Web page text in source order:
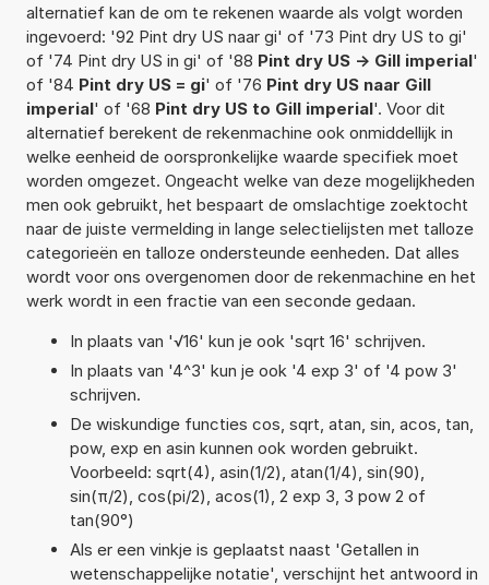
alternatief kan de om te rekenen waarde als volgt worden
ingevoerd: '92 Pint dry US naar gi' of '73 Pint dry US to gi'
of '74 Pint dry US in gi' of '88 Pint dry US -> Gill imperial'
of '84 Pint dry US = gi' of '76 Pint dry US naar Gill
imperial' of '68 Pint dry US to Gill imperial'. Voor dit
alternatief berekent de rekenmachine ook onmiddellijk in
welke eenheid de oorspronkelijke waarde specifiek moet
worden omgezet. Ongeacht welke van deze mogelijkheden
men ook gebruikt, het bespaart de omslachtige zoektocht
naar de juiste vermelding in lange selectielijsten met talloze
categorieën en talloze ondersteunde eenheden. Dat alles
wordt voor ons overgenomen door de rekenmachine en het
werk wordt in een fractie van een seconde gedaan.
In plaats van '√16' kun je ook 'sqrt 16' schrijven.
In plaats van '4^3' kun je ook '4 exp 3' of '4 pow 3'
schrijven.
De wiskundige functies cos, sqrt, atan, sin, acos, tan,
pow, exp en asin kunnen ook worden gebruikt.
Voorbeeld: sqrt(4), asin(1/2), atan(1/4), sin(90),
sin(π/2), cos(pi/2), acos(1), 2 exp 3, 3 pow 2 of
tan(90°)
Als er een vinkje is geplaatst naast 'Getallen in
wetenschappelijke notatie', verschijnt het antwoord in